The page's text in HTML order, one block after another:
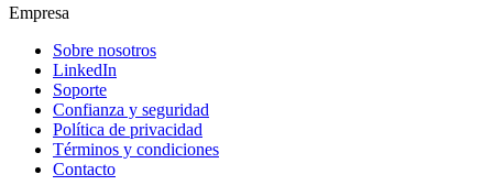
Empresa
Sobre nosotros
LinkedIn
Soporte
Confianza y seguridad
Política de privacidad
Términos y condiciones
Contacto